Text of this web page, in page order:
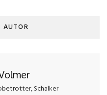
AUTOR
Schalker